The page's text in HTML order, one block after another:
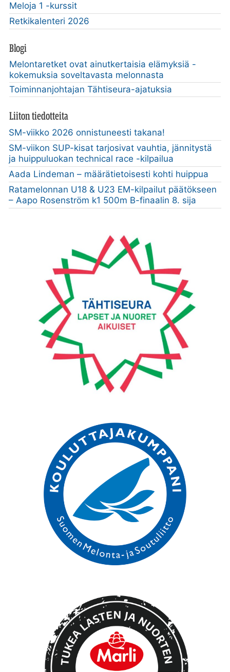
Meloja 1 -kurssit
Retkikalenteri 2026
Blogi
Melontaretket ovat ainutkertaisia elämyksiä -
kokemuksia soveltavasta melonnasta
Toiminnanjohtajan Tähtiseura-ajatuksia
Liiton tiedotteita
SM-viikko 2026 onnistuneesti takana!
SM-viikon SUP-kisat tarjosivat vauhtia, jännitystä
ja huippuluokan technical race -kilpailua
Aada Lindeman – määrätietoisesti kohti huippua
Ratamelonnan U18 & U23 EM-kilpailut päätökseen
– Aapo Rosenström k1 500m B-finaalin 8. sija